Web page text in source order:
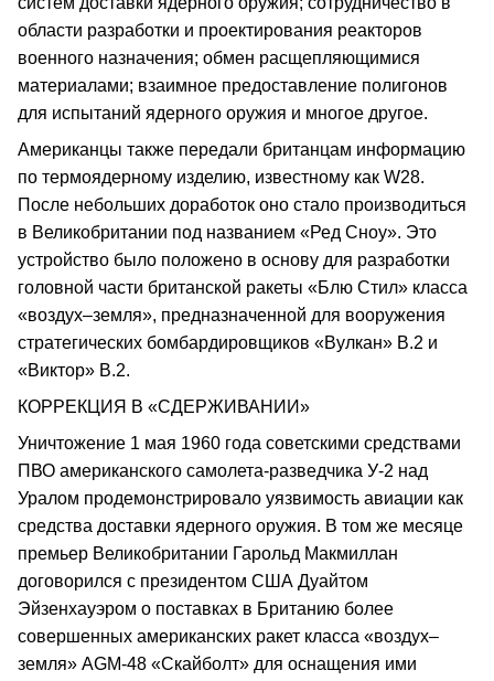
области разработки и проектирования реакторов
военного назначения; обмен расщепляющимися
материалами; взаимное предоставление полигонов
для испытаний ядерного оружия и многое другое.
Американцы также передали британцам информацию
по термоядерному изделию, известному как W28.
После небольших доработок оно стало производиться
в Великобритании под названием «Ред Сноу». Это
устройство было положено в основу для разработки
головной части британской ракеты «Блю Стил» класса
«воздух–земля», предназначенной для вооружения
стратегических бомбардировщиков «Вулкан» В.2 и
«Виктор» В.2.
КОРРЕКЦИЯ В «СДЕРЖИВАНИИ»
Уничтожение 1 мая 1960 года советскими средствами
ПВО американского самолета-разведчика У-2 над
Уралом продемонстрировало уязвимость авиации как
средства доставки ядерного оружия. В том же месяце
премьер Великобритании Гарольд Макмиллан
договорился с президентом США Дуайтом
Эйзенхауэром о поставках в Британию более
совершенных американских ракет класса «воздух–
земля» AGM-48 «Скайболт» для оснащения ими